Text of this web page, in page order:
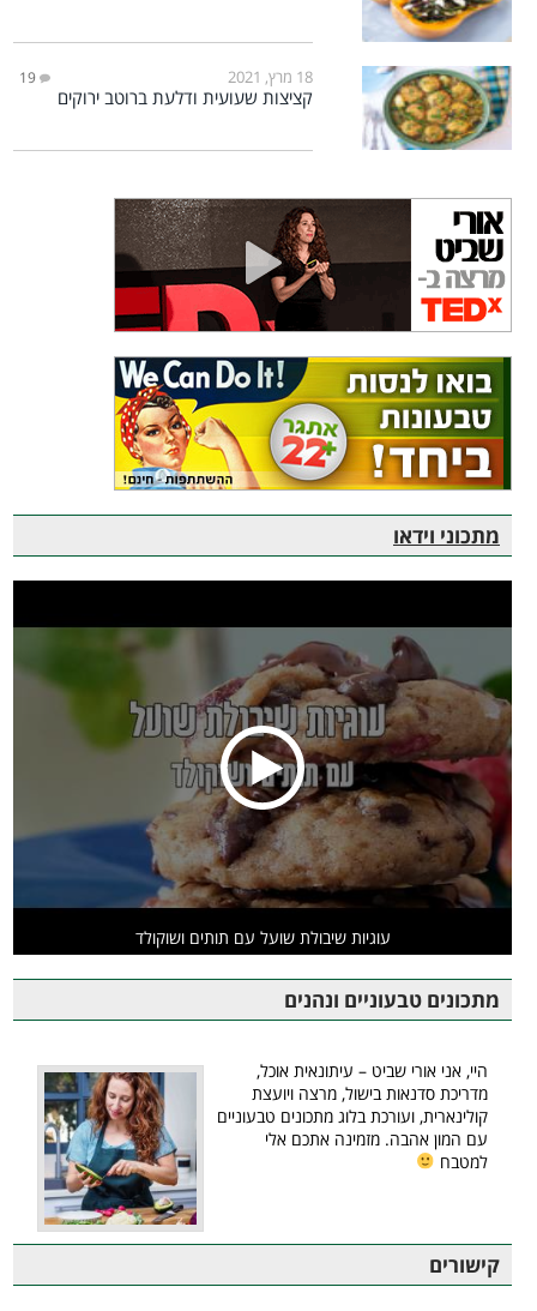
18 מרץ, 2021 19
קציצות שעועית ודלעת ברוטב ירוקים
מתכוני וידאו
עוגיות שיבולת שועל עם תותים ושוקולד
מתכונים טבעוניים ונהנים
היי, אני אורי שביט – עיתונאית אוכל,
מדריכת סדנאות בישול, מרצה ויועצת
קולינארית, ועורכת בלוג מתכונים טבעוניים
עם המון אהבה. מזמינה אתכם אלי
למטבח
קישורים